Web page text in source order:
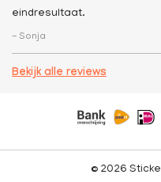
eindresultaat.
- Sonja
Bekijk alle reviews
© 2026